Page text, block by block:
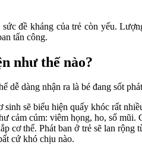
đề kháng của trẻ còn yếu.
tấn công.
như thế nào?
dễ dàng nhận ra là bé đang sốt
sinh sẽ biểu hiện quấy khóc rất
cảm cúm: viêm họng, ho, sổ
cơ thể. Phát ban ở trẻ sẽ lan
cứ khó chịu nào.